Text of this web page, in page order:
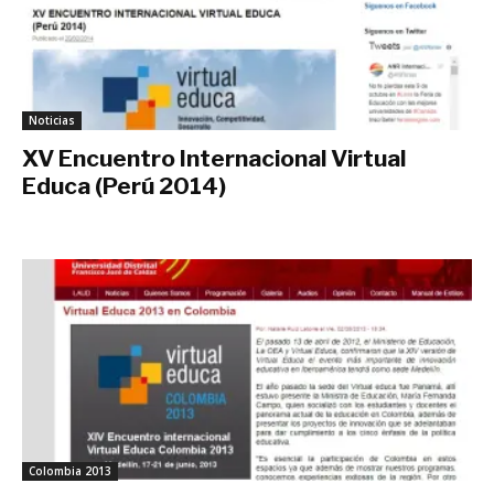
Noticias
XV Encuentro Internacional Virtual
Educa (Perú 2014)
Colombia 2013